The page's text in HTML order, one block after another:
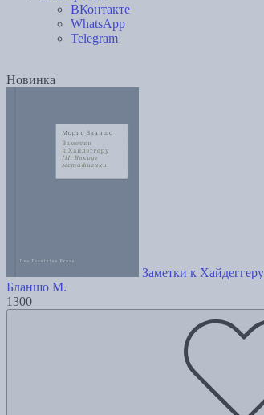
ВКонтакте
WhatsApp
Telegram
Новинка
Заметки к
Бланшо М.
1300